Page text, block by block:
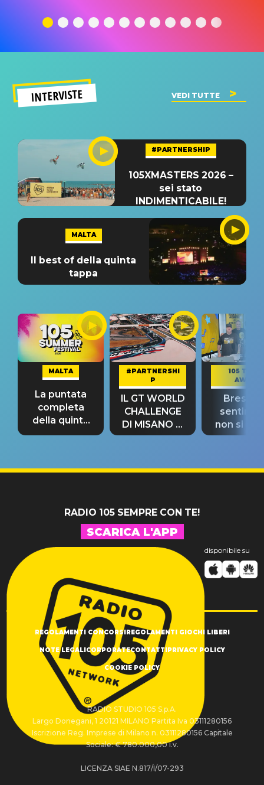
significato
del singolo
INTERVISTE VEDI TUTTE
#PARTNERSHIP
105XMASTERS 2026 –
sei stato
INDIMENTICABILE!
MALTA
Il best of della quinta
tappa
MALTA
La puntata
completa
della quinta
tappa
#PARTNERSHI
P
IL GT WORLD
CHALLENGE
DI MISANO si
riconferma
105 TAKE
AWAY
Bresh:
non si
fino alla
RADIO 105 SEMPRE CON TE!
SCARICA L'APP
disponibile su
REGOLAMENTI CONCORSIREGOLAMENTI GIOCHI LIBERI
NOTE LEGALICORPORATECONTATTIPRIVACY POLICY
COOKIE POLICY
RADIO STUDIO 105 S.p.A.
Largo Donegani, 1 20121 MILANO Partita Iva 03111280156
Iscrizione Reg. Imprese di Milano n. 03111280156 Capitale
Sociale: € 780.000,00 i.v.
LICENZA SIAE N.817/I/07-293